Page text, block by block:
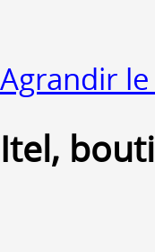
Agrandir
Itel,